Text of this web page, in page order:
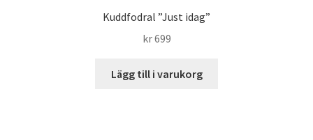
Kuddfodral ”Just idag”
kr699
Lägg till i varukorg